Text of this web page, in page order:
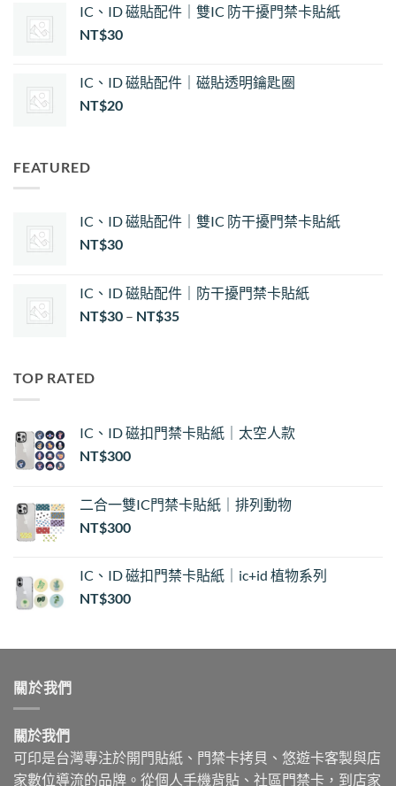
IC、ID 磁貼配件｜雙IC 防干擾門禁卡貼紙
NT$30
IC、ID 磁貼配件｜磁貼透明鑰匙圈
NT$20
FEATURED
IC、ID 磁貼配件｜雙IC 防干擾門禁卡貼紙
NT$30
IC、ID 磁貼配件｜防干擾門禁卡貼紙
NT$30 – NT$35價
NT$35
TOP RATED
IC、ID 磁扣門禁卡貼紙｜太空人款
NT$300
二合一雙IC門禁卡貼紙｜排列動物
NT$300
IC、ID 磁扣門禁卡貼紙｜ic+id 植物系列
NT$300
關於我們
關於我們
可印是台灣專注於開門貼紙、門禁卡拷貝、悠遊卡客製與店
家數位導流的品牌。從個人手機背貼、社區門禁卡，到店家